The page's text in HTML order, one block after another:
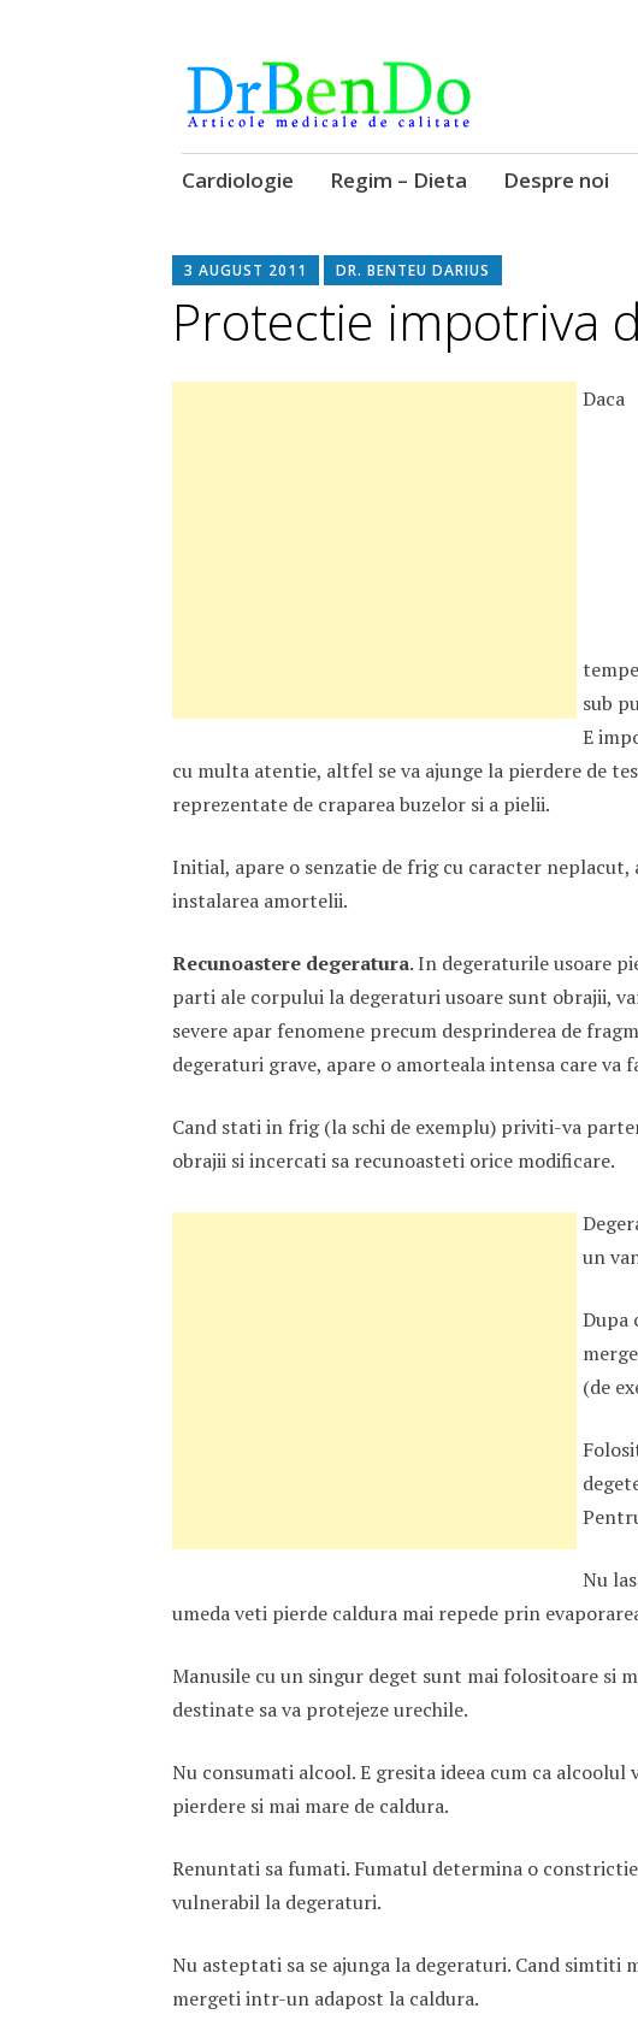
DrBendo.ro
Alimentatia sa iti fie medicatia
Sari
Cardiologie Regim – Dieta Despre noi
3 AUGUST 2011 DR. BENTEU DARIUS
Protectie impotriva
Daca
sub
E
cu multa atentie, altfel se va ajunge la pierdere de
reprezentate de craparea buzelor si a pielii.
Initial, apare o senzatie de frig cu caracter
instalarea amortelii.
Recunoastere degeratura. In degeraturile usoare
parti ale corpului la degeraturi usoare sunt obrajii,
severe apar fenomene precum desprinderea de
degeraturi grave, apare o amorteala intensa care va
Cand stati in frig (la schi de exemplu) priviti-va
obrajii si incercati sa recunoasteti orice modificare.
un
Dupa
(de
Nu
umeda veti pierde caldura mai repede prin
Manusile cu un singur deget sunt mai folositoare si
destinate sa va protejeze urechile.
Nu consumati alcool. E gresita ideea cum ca
pierdere si mai mare de caldura.
Renuntati sa fumati. Fumatul determina o
vulnerabil la degeraturi.
Nu asteptati sa se ajunga la degeraturi. Cand simtiti
mergeti intr-un adapost la caldura.